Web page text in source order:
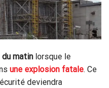
du matin lorsque le
une explosion fatale. Ce
deviendra